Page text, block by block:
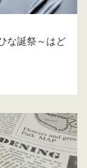
な誕祭～はど